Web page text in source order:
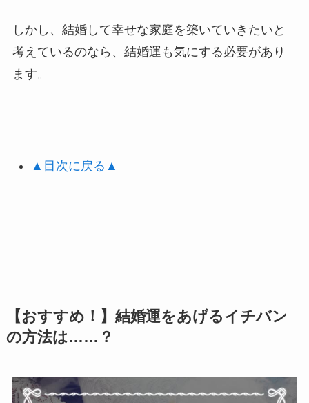
しかし、結婚して幸せな家庭を築いていきたいと
考えているのなら、結婚運も気にする必要があり
ます。
▲目次に戻る▲
【おすすめ！】結婚運をあげるイチバン
の方法は……？